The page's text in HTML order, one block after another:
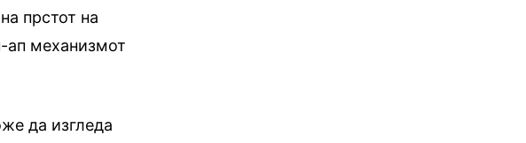
прстот на
ап механизмот
да изгледа